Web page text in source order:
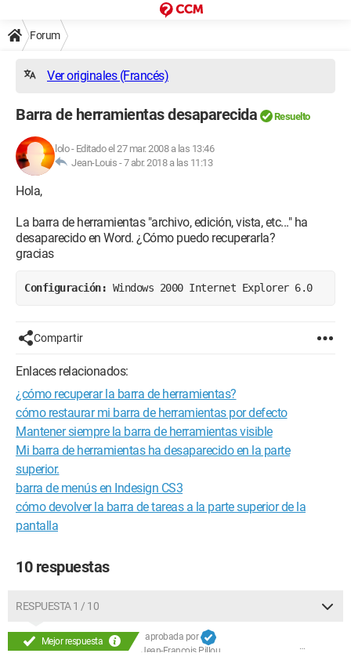
Forum
Ver originales (Francés)
Barra de herramientas desaparecida Resuelto
lolo- Editado el 27 mar. 2008 a las 13:46
Jean-Louis -7 abr. 2018 a las 11:13
Hola,
La barra de herramientas "archivo, edición, vista, etc..." ha
desaparecido en Word. ¿Cómo puedo recuperarla?
gracias
Configuración: Windows 2000 Internet Explorer 6.0
Compartir
Enlaces relacionados:
¿cómo recuperar la barra de herramientas?
cómo restaurar mi barra de herramientas por defecto
Mantener siempre la barra de herramientas visible
Mi barra de herramientas ha desaparecido en la parte
superior.
barra de menús en Indesign CS3
cómo devolver la barra de tareas a la parte superior de la
pantalla
10 respuestas
RESPUESTA 1 / 10
Mejor respuesta
aprobada por
Jean-François Pillou